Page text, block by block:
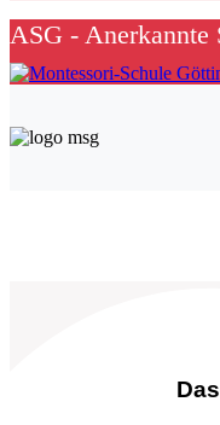
ASG - Anerkannte